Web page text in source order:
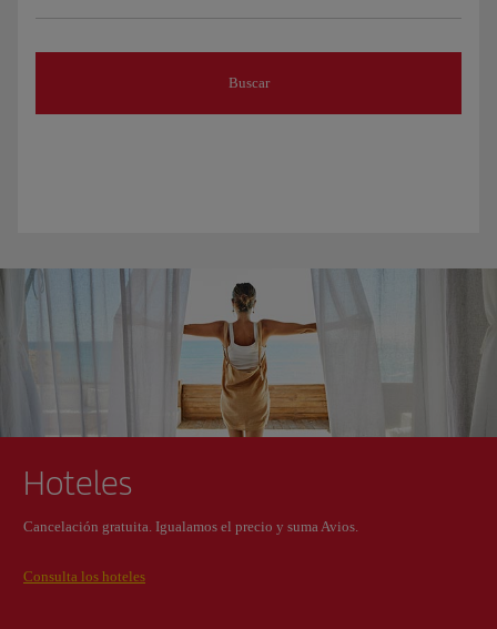
Buscar
Hoteles
Cancelación gratuita. Igualamos el precio y suma Avios.
Consulta los hoteles